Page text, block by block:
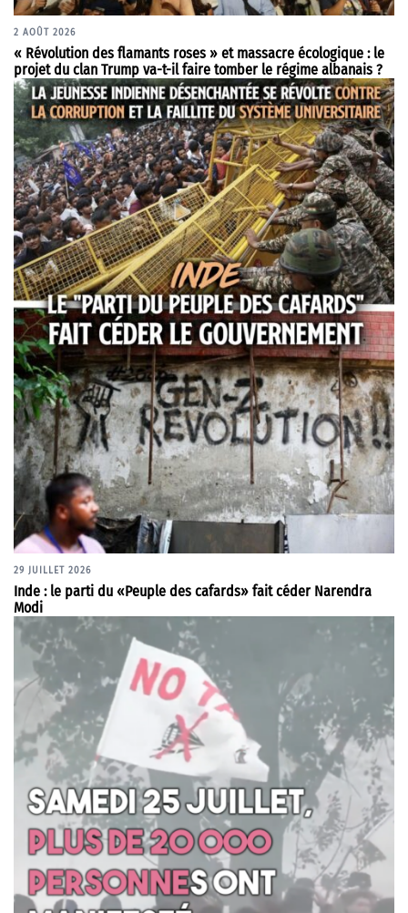
2 AOÛT 2026
« Révolution des flamants roses » et massacre écologique : le
projet du clan Trump va-t-il faire tomber le régime albanais ?
29 JUILLET 2026
Inde : le parti du «Peuple des cafards» fait céder Narendra
Modi